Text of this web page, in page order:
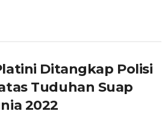
Ditangkap Polisi
Tuduhan Suap
2022